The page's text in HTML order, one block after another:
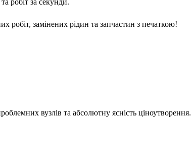
робіт за секунди.
робіт, замінених рідин та запчастин з печаткою!
вузлів та абсолютну ясність ціноутворення.